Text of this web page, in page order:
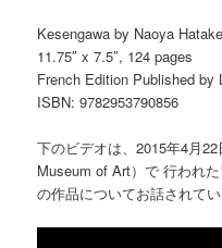
Kesengawa by Naoya
11.75″ x 7.5″, 124 pages
French Edition Published by
ISBN: 9782953790856
下のビデオは、2015年4月
Museum of Art）で 行われ
の作品についてお話されてい